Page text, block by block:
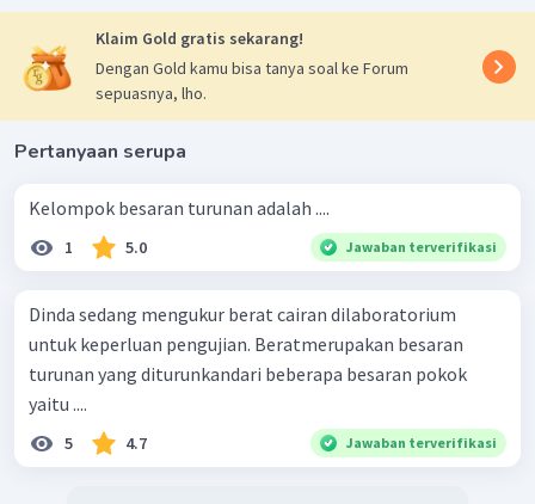
Klaim Gold gratis sekarang!
Dengan Gold kamu bisa tanya soal ke Forum
sepuasnya, lho.
Pertanyaan serupa
Kelompok besaran turunan adalah ....
1 5.0 Jawaban terverifikasi
Dinda sedang mengukur berat cairan dilaboratorium
untuk keperluan pengujian. Beratmerupakan besaran
turunan yang diturunkandari beberapa besaran pokok
yaitu ....
5 4.7 Jawaban terverifikasi